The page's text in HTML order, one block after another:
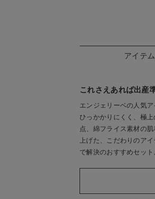
アイテ
これさえあれば出産
エンジェリーベの人気
ひっかかりにくく、極
点、綿フライス素材の
上げた、こだわりのア
で解決のおすすめセット